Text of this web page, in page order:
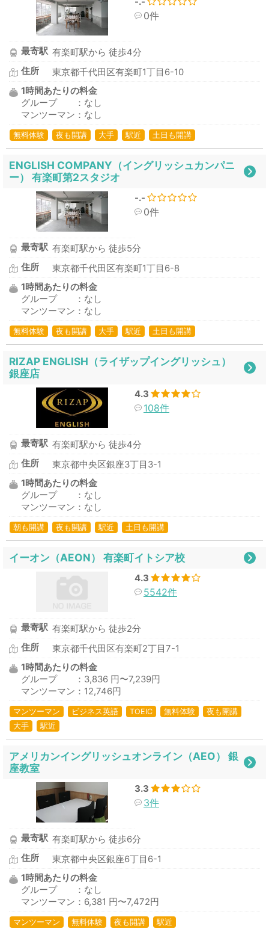
0件
最寄駅 有楽町駅から 徒歩4分
住所
東京都千代田区有楽町1丁目6-10
1時間あたりの料金
グループ ：なし
マンツーマン：なし
無料体験 夜も開講 大手 駅近 土日も開講
ENGLISH COMPANY（イングリッシュカンパニ
ー） 有楽町第2スタジオ
-.-
0件
最寄駅 有楽町駅から 徒歩5分
住所
東京都千代田区有楽町1丁目6-8
1時間あたりの料金
グループ ：なし
マンツーマン：なし
無料体験 夜も開講 大手 駅近 土日も開講
RIZAP ENGLISH（ライザップイングリッシュ）
銀座店
4.3
108件
最寄駅 有楽町駅から 徒歩4分
住所
東京都中央区銀座3丁目3-1
1時間あたりの料金
グループ ：なし
マンツーマン：なし
朝も開講 夜も開講 駅近 土日も開講
イーオン（AEON） 有楽町イトシア校
4.3
5542件
最寄駅 有楽町駅から 徒歩2分
住所
東京都千代田区有楽町2丁目7-1
1時間あたりの料金
グループ ：3,836 円〜7,239円
マンツーマン：12,746円
マンツーマン ビジネス英語 TOEIC 無料体験
夜も開講
大手
駅近
アメリカンイングリッシュオンライン（AEO） 銀
座教室
3.3
3件
最寄駅 有楽町駅から 徒歩6分
住所
東京都中央区銀座6丁目6-1
1時間あたりの料金
グループ ：なし
マンツーマン：6,381 円〜7,472円
マンツーマン 無料体験 夜も開講 駅近